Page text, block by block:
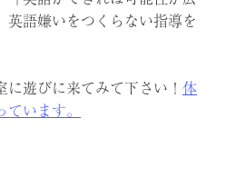
英語嫌いをつくらない指導を
遊びに来てみて下さい！ 体
います。